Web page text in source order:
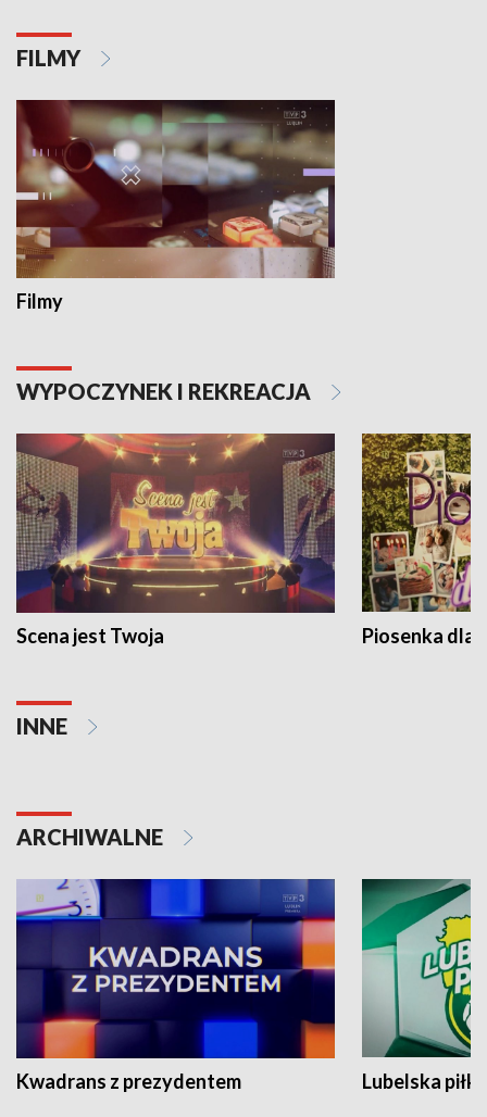
FILMY
Filmy
WYPOCZYNEK I REKREACJA
Scena jest Twoja Piosenka dla
INNE
ARCHIWALNE
Kwadrans z prezydentem Lubelska piłka